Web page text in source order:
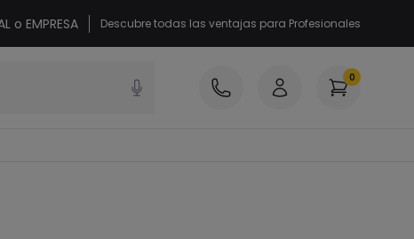
o EMPRESA Descubre todas las ventajas para Profesionales
0